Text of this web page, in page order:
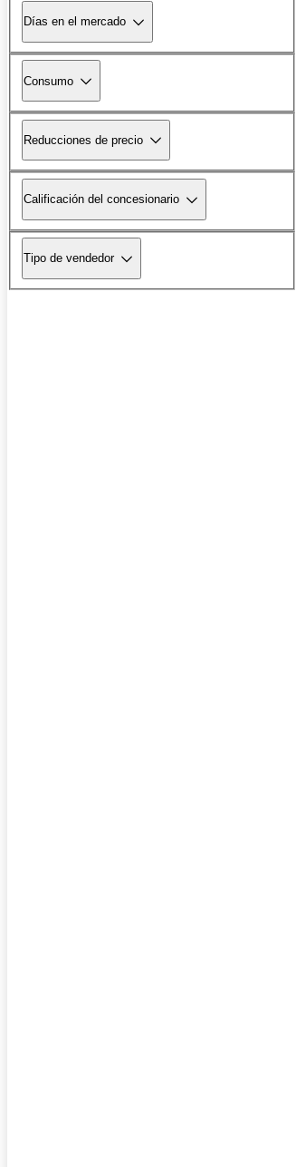
Días en el mercado
Consumo
Reducciones de precio
Calificación del concesionario
Tipo de vendedor